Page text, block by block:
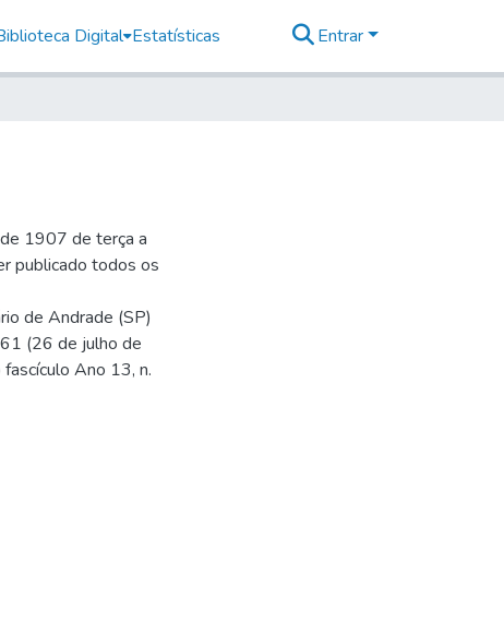
Digital Estatísticas Entrar
1907 de terça a
publicado todos os
de Andrade (SP)
(26 de julho de
Ano 13, n.